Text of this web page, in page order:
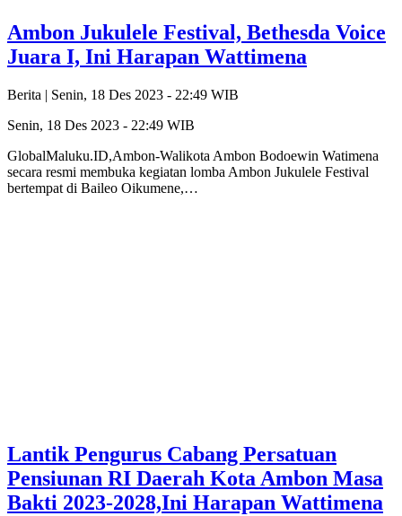
Ambon Jukulele Festival, Bethesda Voice
Juara I, Ini Harapan Wattimena
Berita | Senin, 18 Des 2023 - 22:49 WIB
Senin, 18 Des 2023 - 22:49 WIB
GlobalMaluku.ID,Ambon-Walikota Ambon Bodoewin Watimena
secara resmi membuka kegiatan lomba Ambon Jukulele Festival
bertempat di Baileo Oikumene,…
Lantik Pengurus Cabang Persatuan
Pensiunan RI Daerah Kota Ambon Masa
Bakti 2023-2028,Ini Harapan Wattimena